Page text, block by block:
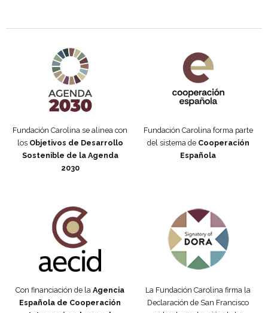
Fundación Carolina se alinea con
los Objetivos de Desarrollo
Sostenible de la Agenda
2030
Fundación Carolina forma parte
del sistema de Cooperación
Española
Con financiación de la Agencia
Española de Cooperación
La Fundación Carolina firma la
Declaración de San Francisco